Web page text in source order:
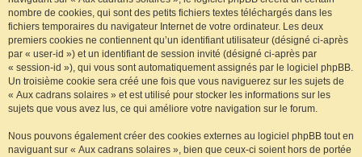
nombre de cookies, qui sont des petits fichiers textes téléchargés dans les
fichiers temporaires du navigateur Internet de votre ordinateur. Les deux
premiers cookies ne contiennent qu’un identifiant utilisateur (désigné ci-après
par « user-id ») et un identifiant de session invité (désigné ci-après par
« session-id »), qui vous sont automatiquement assignés par le logiciel phpBB.
Un troisième cookie sera créé une fois que vous naviguerez sur les sujets de
« Aux cadrans solaires » et est utilisé pour stocker les informations sur les
sujets que vous avez lus, ce qui améliore votre navigation sur le forum.
Nous pouvons également créer des cookies externes au logiciel phpBB tout en
naviguant sur « Aux cadrans solaires », bien que ceux-ci soient hors de portée